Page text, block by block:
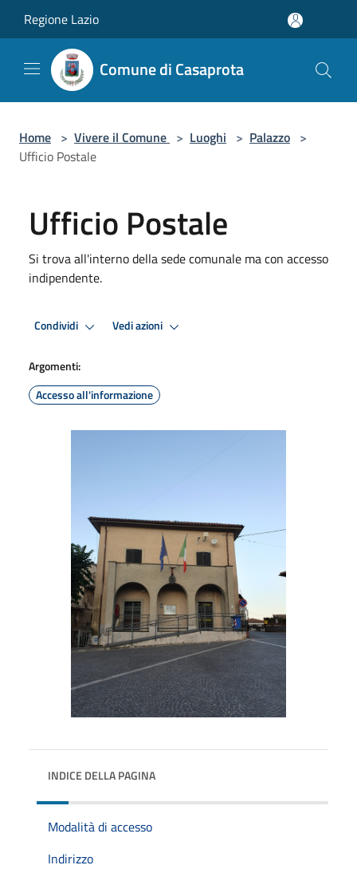
Regione Lazio
Comune di Casaprota
Home > Vivere il Comune > Luoghi > Palazzo >
Ufficio Postale
Ufficio Postale
Si trova all'interno della sede comunale ma con accesso
indipendente.
Condividi Vedi azioni
Argomenti:
Accesso all'informazione
INDICE DELLA PAGINA
Modalità di accesso
Indirizzo